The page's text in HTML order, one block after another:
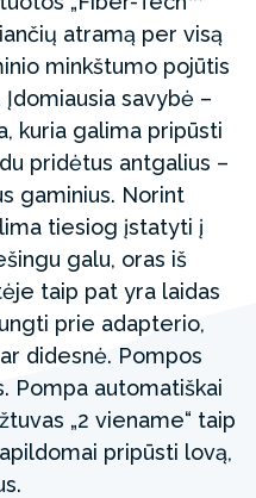
atramą per visą
minkštumo pojūtis
savybė –
kuria galima pripūsti
pridėtus antgalius –
gaminius. Norint
tiesiog įstatyti į
galu, oras iš
taip pat yra laidas
prie adapterio,
didesnė. Pompos
Pompa automatiškai
„2 viename“ taip
pripūsti lovą,